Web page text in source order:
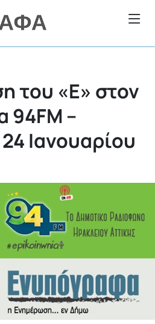
του «Ε» στον
94FM –
Ιανουαρίου